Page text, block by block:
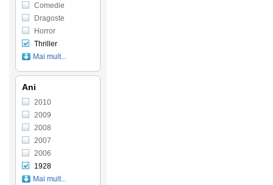
Comedie
Dragoste
Horror
Thriller
Mai mult...
Ani
2010
2009
2008
2007
2006
1928
Mai mult...